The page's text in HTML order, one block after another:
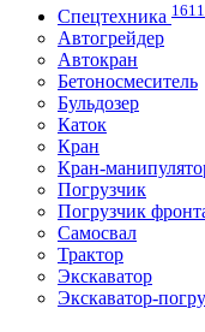
Спецтехника 1611
Автогрейдер
Автокран
Бетоносмеситель
Бульдозер
Каток
Кран
Кран-
Погрузчик
Погрузчик
Самосвал
Трактор
Экскаватор
Экскаватор-